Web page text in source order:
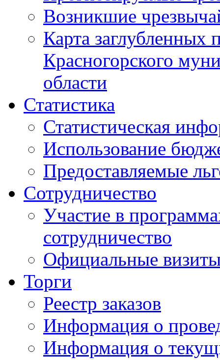
Возникшие
Карта
Красногорского
области
Статистика
Статистическая
Использование
Предоставляемые
Сотрудничество
Участие в
сотрудничество
Официальные
Торги
Реестр заказов
Информация о
Информация о